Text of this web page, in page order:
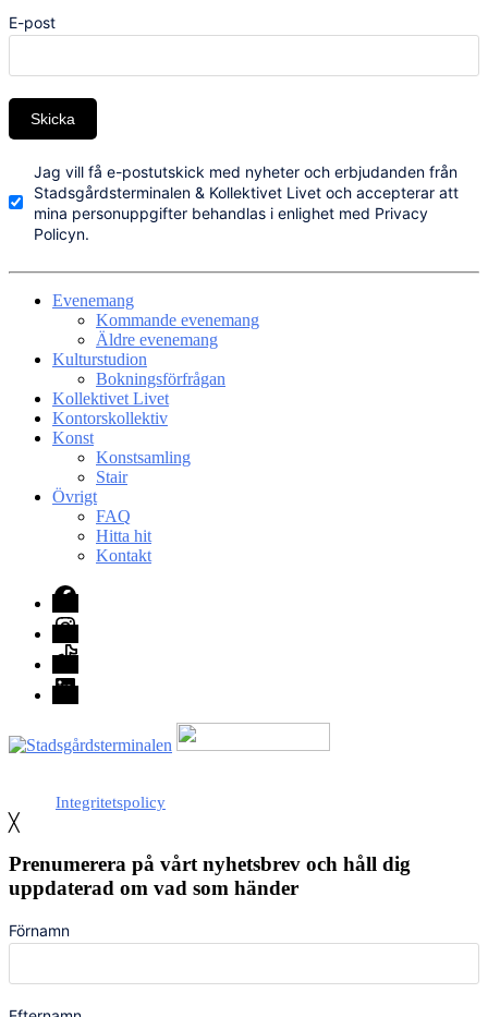
E-post
Skicka
Jag vill få e-postutskick med nyheter och erbjudanden från
Stadsgårdsterminalen & Kollektivet Livet och accepterar att
mina personuppgifter behandlas i enlighet med Privacy
Policyn.
Evenemang
Kommande evenemang
Äldre evenemang
Kulturstudion
Bokningsförfrågan
Kollektivet Livet
Kontorskollektiv
Konst
Konstsamling
Stair
Övrigt
FAQ
Hitta hit
Kontakt
Facebook
Instagram
TikTok
LinkedIn
Integritetspolicy
╳
Prenumerera på vårt nyhetsbrev och håll dig
uppdaterad om vad som händer
Förnamn